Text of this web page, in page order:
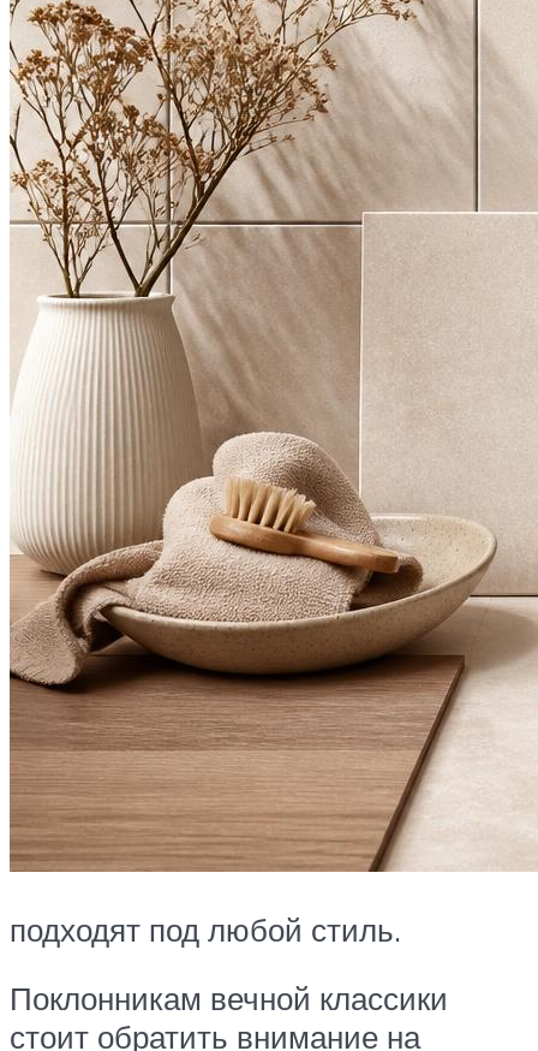
подходят под любой стиль.
Поклонникам вечной классики
стоит обратить внимание на